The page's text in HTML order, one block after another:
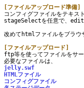
[ファイルアップロード準備]
コンフィグファイルをテキス
stageSelectを任意で、
改めてhtmlファイルをブラウ
[ファイルアップロード]
ftp等を使ってファイルをサー
jelly.swf
HTMLファイル
コンフィグファイル